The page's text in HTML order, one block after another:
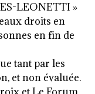
LEONETTI »
droits en
en fin de
tant par les
et non évaluée.